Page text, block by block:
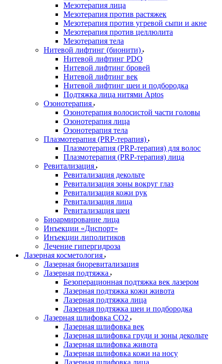
Мезотерапия лица
Мезотерапия против растяжек
Мезотерапия против угревой сыпи и акне
Мезотерапия против целлюлита
Мезотерапия тела
Нитевой лифтинг (бионити)
Нитевой лифтинг PDO
Нитевой лифтинг бровей
Нитевой лифтинг век
Нитевой лифтинг шеи и подбородка
Подтяжка лица нитями Aptos
Озонотерапия
Озонотерапия волосистой части головы
Озонотерапия лица
Озонотерапия тела
Плазмотерапия (PRP-терапия)
Плазмотерапия (PRP-терапия) для волос
Плазмотерапия (PRP-терапия) лица
Ревитализация
Ревитализация декольте
Ревитализация зоны вокруг глаз
Ревитализация кожи рук
Ревитализация лица
Ревитализация шеи
Биоармирование лица
Инъекции «Диспорт»
Инъекции липолитиков
Лечение гипергидроза
Лазерная косметология
Лазерная биоревитализация
Лазерная подтяжка
Безоперационная подтяжка век лазером
Лазерная подтяжка кожи живота
Лазерная подтяжка лица
Лазерная подтяжка шеи и подбородка
Лазерная шлифовка CO2
Лазерная шлифовка век
Лазерная шлифовка груди и зоны декольте
Лазерная шлифовка живота
Лазерная шлифовка кожи на носу
Лазерная шлифовка лица